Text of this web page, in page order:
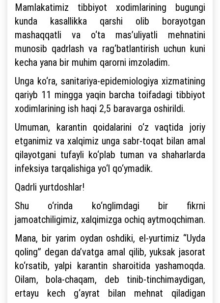
Mamlakatimiz tibbiyot xodimlarining bugungi
kunda kasallikka qarshi olib borayotgan
mashaqqatli va o‘ta mas’uliyatli mehnatini
munosib qadrlash va rag‘batlantirish uchun kuni
kecha yana bir muhim qarorni imzoladim.
Unga ko‘ra, sanitariya-epidemiologiya xizmatining
qariyb 11 mingga yaqin barcha toifadagi tibbiyot
xodimlarining ish haqi 2,5 baravarga oshirildi.
Umuman, karantin qoidalarini o‘z vaqtida joriy
etganimiz va xalqimiz unga sabr-toqat bilan amal
qilayotgani tufayli ko‘plab tuman va shaharlarda
infeksiya tarqalishiga yo‘l qo‘ymadik.
Qadrli yurtdoshlar!
Shu o‘rinda ko‘nglimdagi bir fikrni
jamoatchiligimiz, xalqimizga ochiq aytmoqchiman.
Mana, bir yarim oydan oshdiki, el-yurtimiz “Uyda
qoling” degan da’vatga amal qilib, yuksak jasorat
ko‘rsatib, yalpi karantin sharoitida yashamoqda.
Oilam, bola-chaqam, deb tinib-tinchimaydigan,
ertayu kech g‘ayrat bilan mehnat qiladigan